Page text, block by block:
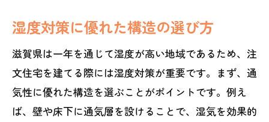
湿度対策に優れた構造の選び方
滋賀県は一年を通じて湿度が高い地域であるため、注
文住宅を建てる際には湿度対策が重要です。まず、通
気性に優れた構造を選ぶことがポイントです。例え
ば、壁や床下に通気層を設けることで、湿気を効果的